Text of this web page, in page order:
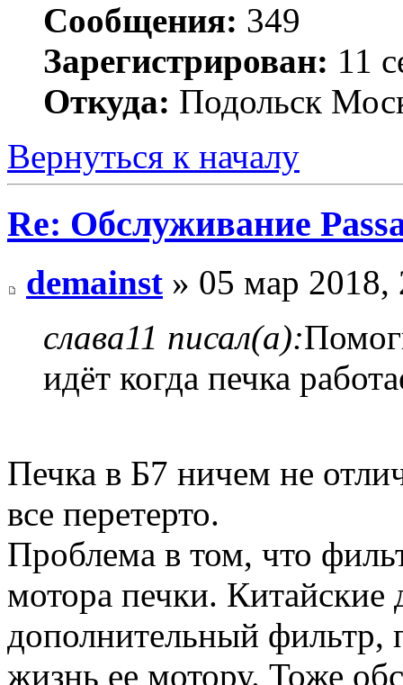
Сообщения: 349
Зарегистрирован: 11
Откуда: Подольск
Вернуться к началу
Re: Обслуживание
demainst » 05 мар 2018,
слава11 писал(а):
идёт когда печка
Печка в Б7 ничем не
все перетерто.
Проблема в том, что
мотора печки. Китайские
дополнительный фильтр,
жизнь ее мотору. Тоже